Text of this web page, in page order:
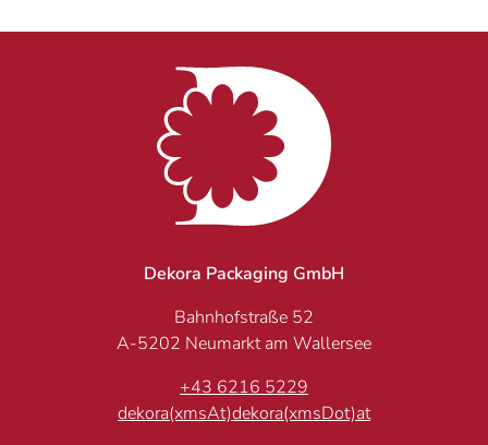
Dekora Packaging GmbH
Bahnhofstraße 52
A-5202 Neumarkt am Wallersee
+43 6216 5229
dekora(xmsAt)dekora(xmsDot)at